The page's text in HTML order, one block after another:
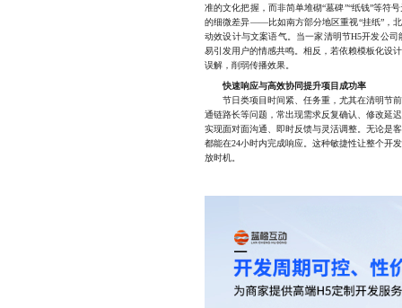
准的文化把握，而非简单堆砌“墓碑”“纸钱”等符
的细微差异——比如南方部分地区重视“挂纸”，
动效设计与文案语气。当一家清明节H5开发公
易引发用户的情感共鸣。相反，若依赖模板化设
误解，削弱传播效果。
快速响应与高效协同提升项目成功率
节日类项目时间紧、任务重，尤其在清明节前
通链路长等问题，常出现需求反复确认、修改延
实现面对面沟通、即时反馈与灵活调整。无论是
都能在24小时内完成响应。这种敏捷性让整个开
放时机。